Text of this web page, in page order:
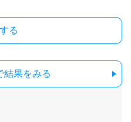
結果をみる